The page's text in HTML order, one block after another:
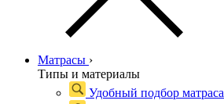
Матрасы ›
Типы и материалы
Удобный подбор матраса